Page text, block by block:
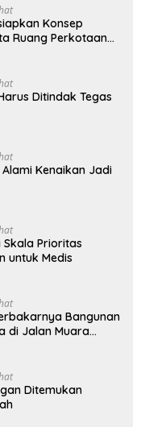
Konsep
Ruang Perkotaan
Ditindak Tegas
Alami Kenaikan Jadi
Skala Prioritas
untuk Medis
Bangunan
di Jalan Muara
Ditemukan